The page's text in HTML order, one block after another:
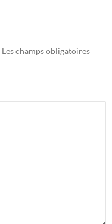
Les champs obligatoires